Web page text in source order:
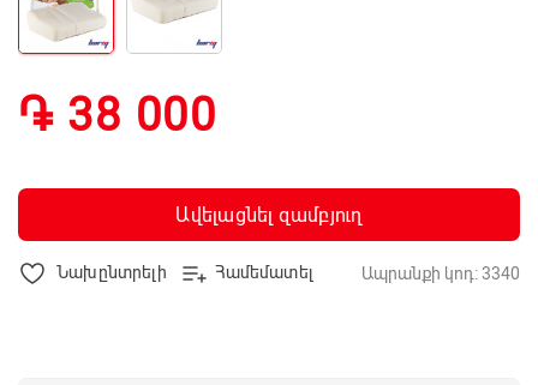
֏ 38 000
Ավելացնել զամբյուղ
Նախընտրելի Համեմատել Ապրանքի կոդ: 3340